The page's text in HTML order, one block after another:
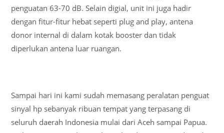
penguatan 63-70 dB. Selain digial, unit ini juga hadir
dengan fitur-fitur hebat seperti plug and play, antena
donor internal di dalam kotak booster dan tidak
diperlukan antena luar ruangan.
Sampai hari ini kami sudah memasang peralatan penguat
sinyal hp sebanyak ribuan tempat yang terpasang di
seluruh daerah Indonesia mulai dari Aceh sampai Papua.